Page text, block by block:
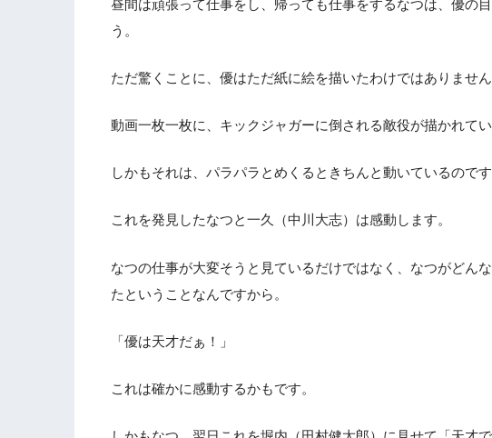
昼間は頑張って仕事をし、帰っても仕事をするなつは、優の
う。
ただ驚くことに、優はただ紙に絵を描いたわけではありません
動画一枚一枚に、キックジャガーに倒される敵役が描かれてい
しかもそれは、パラパラとめくるときちんと動いているのです
これを発見したなつと一久（中川大志）は感動します。
なつの仕事が大変そうと見ているだけではなく、なつがどん
たということなんですから。
「優は天才だぁ！」
これは確かに感動するかもです。